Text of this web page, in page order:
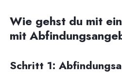
Wie gehst du mit
mit
Schritt 1: